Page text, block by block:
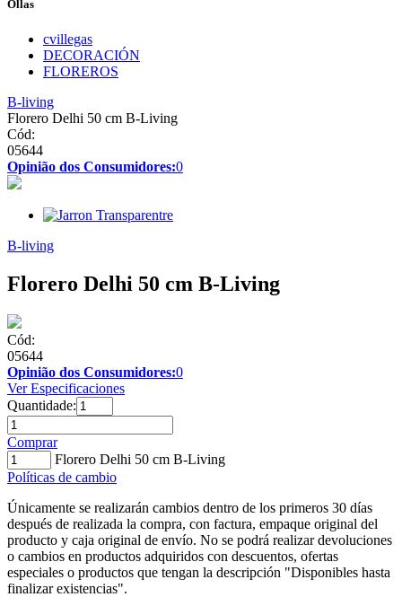
Ollas
cvillegas
DECORACIÓN
FLOREROS
B-living
Florero Delhi 50 cm B-Living
Cód:
05644
Opinião dos Consumidores:0
B-living
Florero Delhi 50 cm B-Living
Cód:
05644
Opinião dos Consumidores:0
Ver Especificaciones
Quantidade:
Comprar
Florero Delhi 50 cm B-Living
Políticas de cambio
Únicamente se realizarán cambios dentro de los primeros 30 días
después de realizada la compra, con factura, empaque original del
producto y caja original de envío. No se podrá realizar devoluciones
o cambios en productos adquiridos con descuentos, ofertas
especiales o productos que tengan la descripción "Disponibles hasta
finalizar existencias".